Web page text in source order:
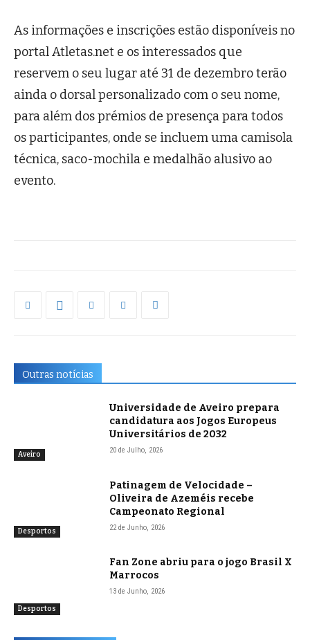
As informações e inscrições estão disponíveis no
portal Atletas.net e os interessados que
reservem o seu lugar até 31 de dezembro terão
ainda o dorsal personalizado com o seu nome,
para além dos prémios de presença para todos
os participantes, onde se incluem uma camisola
técnica, saco-mochila e medalhão alusivo ao
evento.
Outras notícias
Aveiro
Universidade de Aveiro prepara
candidatura aos Jogos Europeus
Universitários de 2032
20 de Julho, 2026
Desportos
Patinagem de Velocidade –
Oliveira de Azeméis recebe
Campeonato Regional
22 de Junho, 2026
Desportos
Fan Zone abriu para o jogo Brasil X
Marrocos
13 de Junho, 2026